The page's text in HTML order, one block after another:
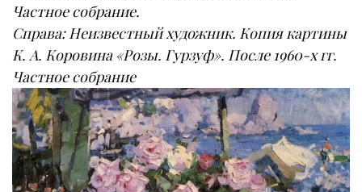
Частное собрание.
Справа: Неизвестный художник. Копия картины
К. А. Коровина «Розы. Гурзуф». После 1960-х гг.
Частное собрание